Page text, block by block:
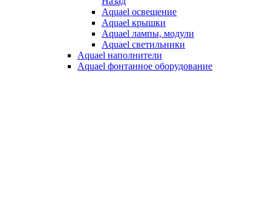
Aquael освещение
Aquael крышки
Aquael лампы, модули
Aquael светильники
Aquael наполнители
Aquael фонтанное оборудование